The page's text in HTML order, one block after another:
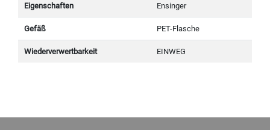
Eigenschaften Ensinger
Gefäß PET-Flasche
Wiederverwertbarkeit EINWEG